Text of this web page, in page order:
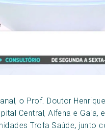
o Prof. Doutor
Central, Alfena e Gaia,
Trofa Saúde, junto